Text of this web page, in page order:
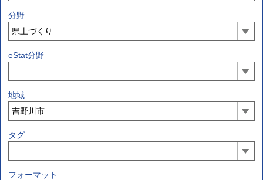
分野
eStat分野
地域
タグ
フォーマット